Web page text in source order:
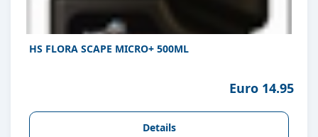
HS FLORA SCAPE MICRO+ 500ML
Euro 14.95
Details